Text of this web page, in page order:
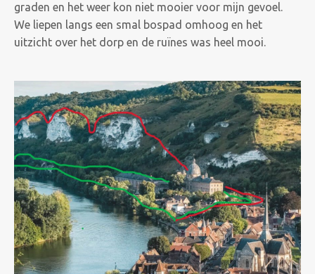
graden en het weer kon niet mooier voor mijn gevoel.
We liepen langs een smal bospad omhoog en het
uitzicht over het dorp en de ruïnes was heel mooi.